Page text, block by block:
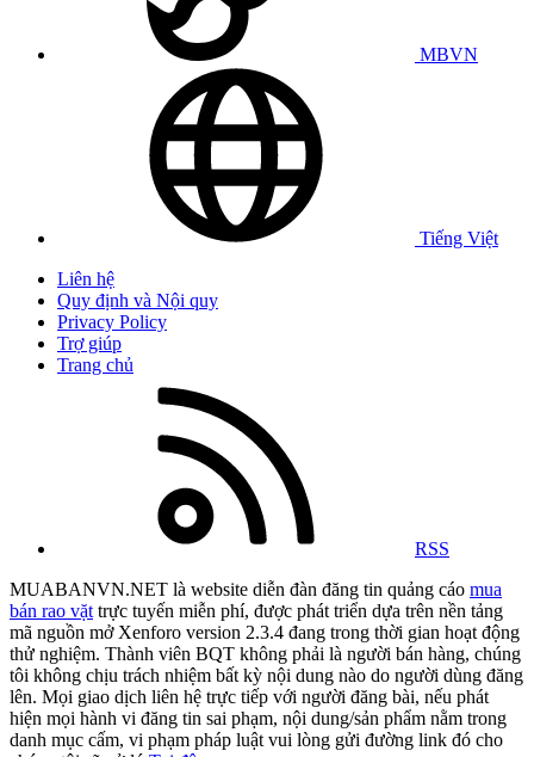
MBVN
Tiếng Việt
Liên hệ
Quy định và Nội quy
Privacy Policy
Trợ giúp
Trang chủ
RSS
MUABANVN.NET là website diễn đàn đăng tin quảng cáo mua
bán rao vặt trực tuyến miễn phí, được phát triển dựa trên nền tảng
mã nguồn mở Xenforo version 2.3.4 đang trong thời gian hoạt động
thử nghiệm. Thành viên BQT không phải là người bán hàng, chúng
tôi không chịu trách nhiệm bất kỳ nội dung nào do người dùng đăng
lên. Mọi giao dịch liên hệ trực tiếp với người đăng bài, nếu phát
hiện mọi hành vi đăng tin sai phạm, nội dung/sản phẩm nằm trong
danh mục cấm, vi phạm pháp luật vui lòng gửi đường link đó cho